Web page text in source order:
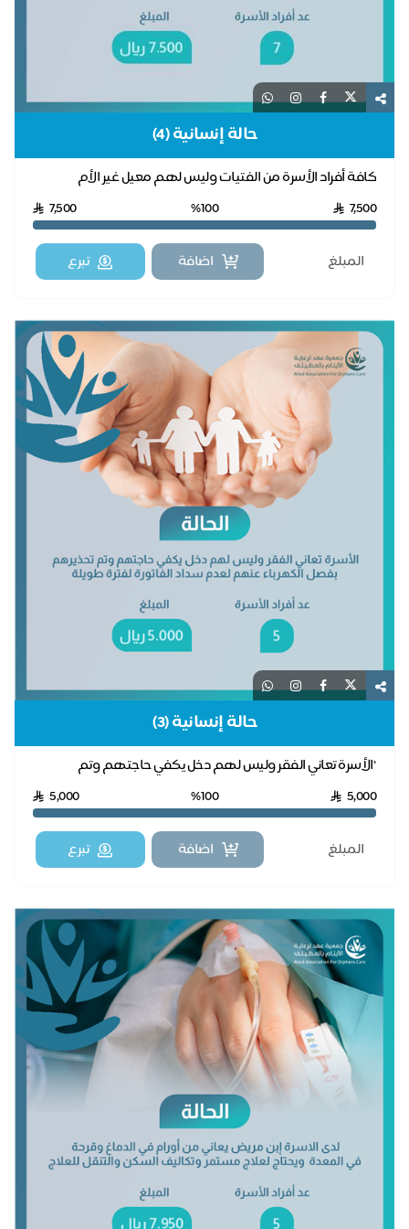
حالة إنسانية (4)
كافة أفراد الأسرة من الفتيات وليس لهم معيل غير الأم
7,500
%100
7,500
اضافة تبرع
حالة إنسانية (3)
"الأسرة تعاني الفقر وليس لهم دخل يكفي حاجتهم وتم
تحذيرهم بفصل الكهرباء عنهم لعدم سداد الفاتورة لفتر...
5,000
%100
5,000
اضافة تبرع